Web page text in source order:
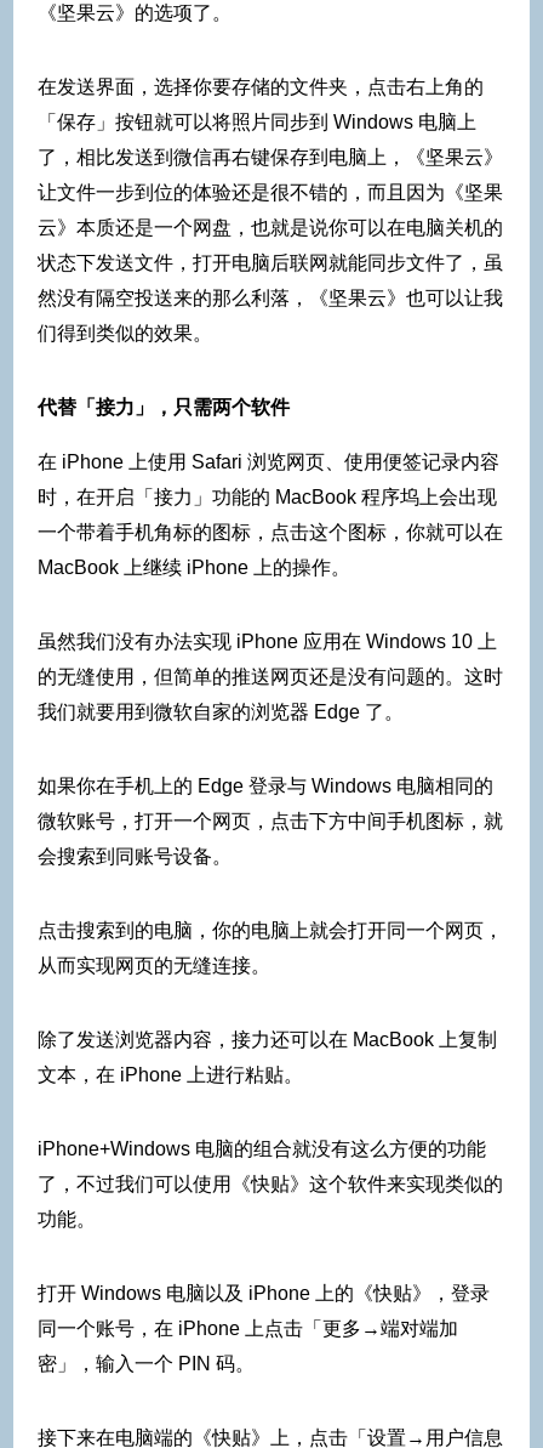
《坚果云》的选项了。
在发送界面，选择你要存储的文件夹，点击右上角的
「保存」按钮就可以将照片同步到 Windows 电脑上
了，相比发送到微信再右键保存到电脑上，《坚果云》
让文件一步到位的体验还是很不错的，而且因为《坚果
云》本质还是一个网盘，也就是说你可以在电脑关机的
状态下发送文件，打开电脑后联网就能同步文件了，虽
然没有隔空投送来的那么利落，《坚果云》也可以让我
们得到类似的效果。
代替「接力」，只需两个软件
在 iPhone 上使用 Safari 浏览网页、使用便签记录内容
时，在开启「接力」功能的 MacBook 程序坞上会出现
一个带着手机角标的图标，点击这个图标，你就可以在
MacBook 上继续 iPhone 上的操作。
虽然我们没有办法实现 iPhone 应用在 Windows 10 上
的无缝使用，但简单的推送网页还是没有问题的。这时
我们就要用到微软自家的浏览器 Edge 了。
如果你在手机上的 Edge 登录与 Windows 电脑相同的
微软账号，打开一个网页，点击下方中间手机图标，就
会搜索到同账号设备。
点击搜索到的电脑，你的电脑上就会打开同一个网页，
从而实现网页的无缝连接。
除了发送浏览器内容，接力还可以在 MacBook 上复制
文本，在 iPhone 上进行粘贴。
iPhone+Windows 电脑的组合就没有这么方便的功能
了，不过我们可以使用《快贴》这个软件来实现类似的
功能。
打开 Windows 电脑以及 iPhone 上的《快贴》，登录
同一个账号，在 iPhone 上点击「更多→端对端加
密」，输入一个 PIN 码。
接下来在电脑端的《快贴》上，点击「设置→用户信息